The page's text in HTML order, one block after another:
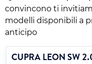
convincono ti
modelli disponibili a
anticipo
CUPRA LEON SW